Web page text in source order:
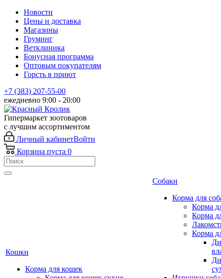
Новости
Цены и доставка
Магазины
Груминг
Ветклиника
Бонусная программа
Оптовым покупателям
Горсть в приют
+7 (383) 207-55-00
ежедневно 9:00 - 20:00
Гипермаркет зоотоваров
с лучшим ассортиментом
Личный кабинетВойти
Корзина пуста 0
Кошки
Корма для кошек
Собаки
Корма для
Корма
Корма
Корма